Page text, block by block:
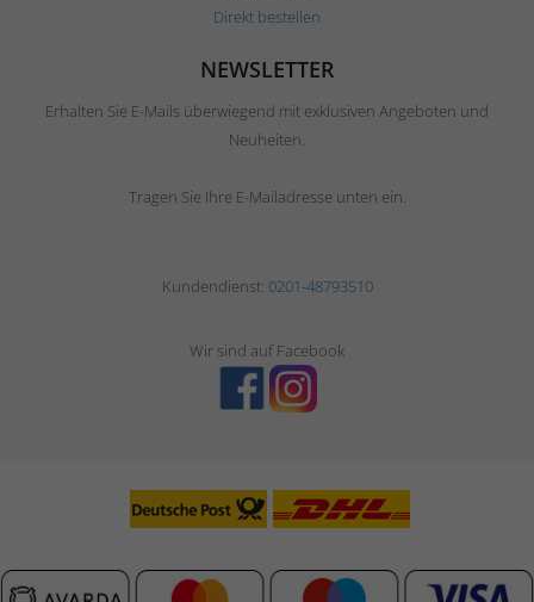
Direkt bestellen
NEWSLETTER
Erhalten Sie E-Mails überwiegend mit exklusiven Angeboten und
Neuheiten.
Tragen Sie Ihre E-Mailadresse unten ein.
Kundendienst: 0201-48793510
Wir sind auf Facebook